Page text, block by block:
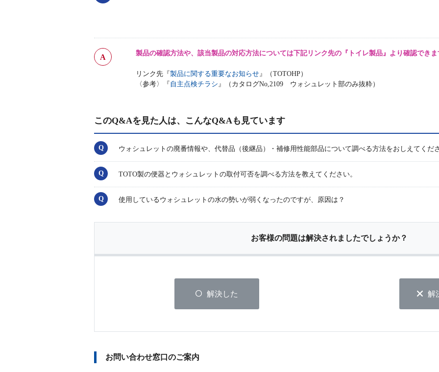
製品の確認方法や、該当製品の対応方法については下記リンク先の『トイレ製品』より確認できま
リンク先『製品に関する重要なお知らせ』（TOTOHP）
〈参考〉『 自主点検チラシ』（カタログNo,2109 ウォシュレット部のみ抜粋）
このQ&Aを見た人は、こんなQ&Aも見ています
ウォシュレットの廃番情報や、代替品（後継品）・補修用性能部品について調べる方法をおしえてくださ
TOTO製の便器とウォシュレットの取付可否を調べる方法を教えてください。
使用しているウォシュレットの水の勢いが弱くなったのですが、原因は？
お客様の問題は解決されましたでしょうか？
解決した 解
お問い合わせ窓口のご案内